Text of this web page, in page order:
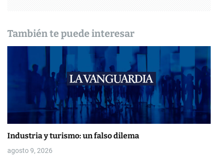
e
r
a
d
También te puede interesar
Industria y turismo: un falso dilema
agosto 9, 2026